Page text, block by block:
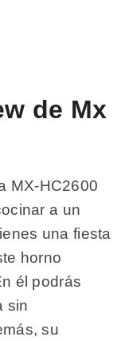
de Mx
MX-HC2600
a un
una fiesta
horno
él podrás
sin
su